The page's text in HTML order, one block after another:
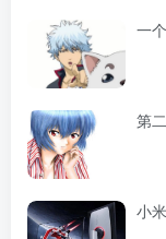
一
第
小